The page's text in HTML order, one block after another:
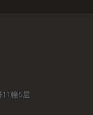
11幢5层